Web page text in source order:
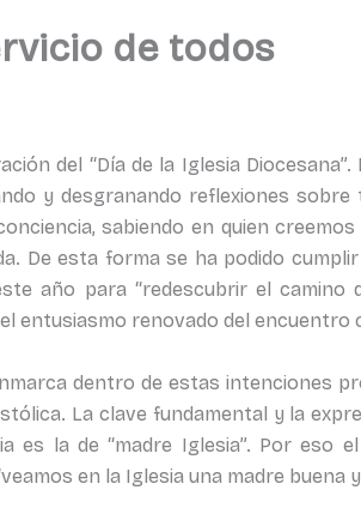
de todos
del “Día de la Iglesia
y desgranando reflexiones sobre
sabiendo en quien
De esta forma se ha podido cumplir
año para “redescubrir el camino
entusiasmo renovado del encuentro
dentro de estas intenciones
La clave fundamental y la
es la de “madre Iglesia”. Por eso
en la Iglesia una madre buena